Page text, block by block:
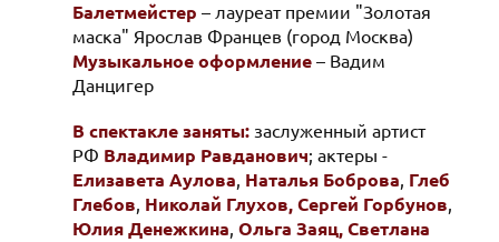
Балетмейстер – лауреат премии "Золотая
маска" Ярослав Францев (город Москва)
Музыкальное оформление – Вадим
Данцигер
В спектакле заняты: заслуженный артист
РФ Владимир Равданович; актеры -
Елизавета Аулова, Наталья Боброва, Глеб
Глебов, Николай Глухов, Сергей Горбунов,
Юлия Денежкина, Ольга Заяц, Светлана